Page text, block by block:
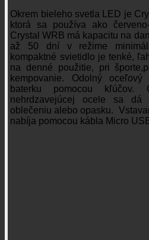
Okrem bieleho svetla LED je
ktorá sa používa ako
Crystal WRB má kapacitu na
až 50 dní v režime
kompaktné svietidlo je tenké,
na denné použitie, pri
kempovanie. Odolný
baterku pomocou kľúčov.
nehrdzavejúcej ocele sa
oblečeniu alebo opasku.
nabíja pomocou kábla Micro